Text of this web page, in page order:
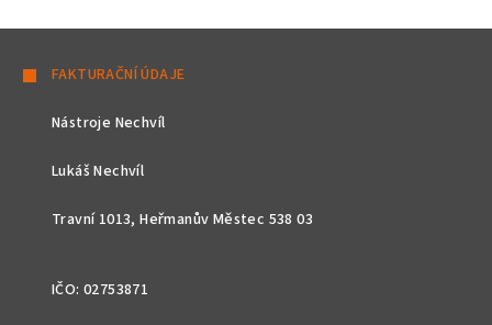
FAKTURAČNÍ ÚDAJE
Nástroje Nechvíl
Lukáš Nechvíl
Travní 1013, Heřmanův Městec 538 03
IČO: 02753871